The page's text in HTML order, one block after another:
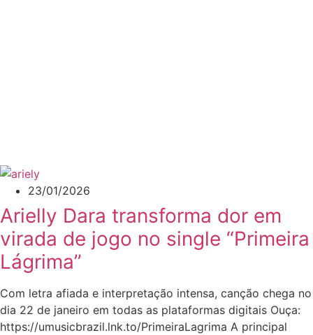
23/01/2026
Arielly Dara transforma dor em
virada de jogo no single “Primeira
Lágrima”
Com letra afiada e interpretação intensa, canção chega no
dia 22 de janeiro em todas as plataformas digitais Ouça:
https://umusicbrazil.lnk.to/PrimeiraLagrima A principal